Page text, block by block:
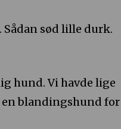
Sådan sød lille durk.
hund. Vi havde lige
blandingshund